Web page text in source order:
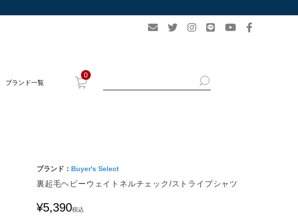
ブランド一覧
0
ブランド： Buyer's Select
裏起毛ヘビーウェイトネルチェック/ストライプシャツ
¥5,390税込